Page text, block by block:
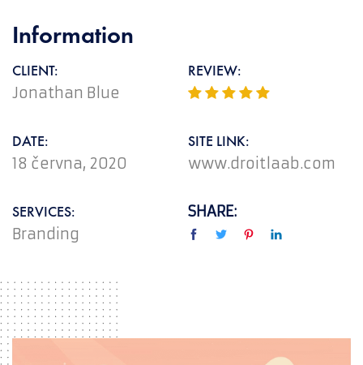
Information
CLIENT:
Jonathan Blue
REVIEW:
DATE:
18 června, 2020
SITE LINK:
www.droitlaab.com
SERVICES:
Branding
SHARE: